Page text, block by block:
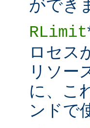
ができ
RLimit
ロセス
リソー
に、こ
ンドで